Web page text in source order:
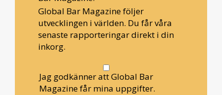
Global Bar Magazine följer
utvecklingen i världen. Du får våra
senaste rapporteringar direkt i din
inkorg.
Jag godkänner att Global Bar
Magazine får mina uppgifter.